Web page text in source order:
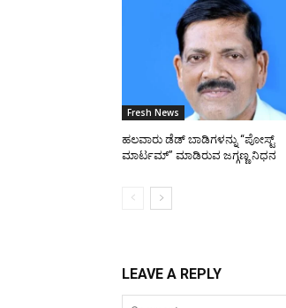
Fresh News
ಹಲವಾರು ಡೆಡ್ ಬಾಡಿಗಳನ್ನು “ಪೋಸ್ಟ್
ಮಾರ್ಟಮ್” ಮಾಡಿರುವ ಜಗ್ಗಣ್ಣ ನಿಧನ
LEAVE A REPLY